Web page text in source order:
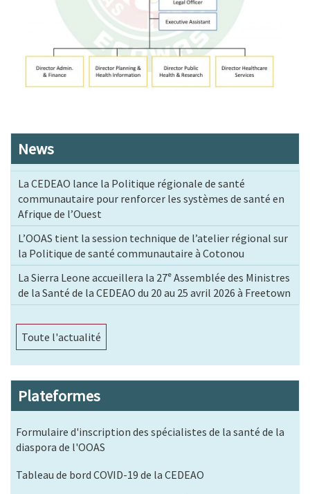
News
La CEDEAO lance la Politique régionale de santé
communautaire pour renforcer les systèmes de santé en
Afrique de l’Ouest
L’OOAS tient la session technique de l’atelier régional sur
la Politique de santé communautaire à Cotonou
La Sierra Leone accueillera la 27ᵉ Assemblée des Ministres
de la Santé de la CEDEAO du 20 au 25 avril 2026 à Freetown
Toute l'actualité
Plateformes
Formulaire d'inscription des spécialistes de la santé de la
diaspora de l'OOAS
Tableau de bord COVID-19 de la CEDEAO